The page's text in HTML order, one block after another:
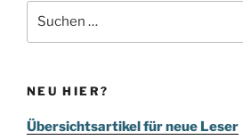
nach:
NEU HIER?
Übersichtsartikel für neue Leser